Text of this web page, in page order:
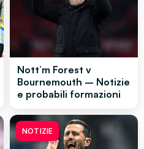
Nott’m Forest v
Bournemouth – Notizie
e probabili formazioni
NOTIZIE